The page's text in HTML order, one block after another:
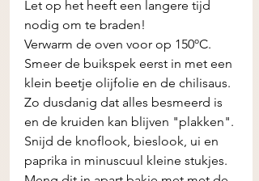
Let op het heeft een langere tijd
nodig om te braden!
Verwarm de oven voor op 150ºC.
Smeer de buikspek eerst in met een
klein beetje olijfolie en de chilisaus.
Zo dusdanig dat alles besmeerd is
en de kruiden kan blijven "plakken".
Snijd de knoflook, bieslook, ui en
paprika in minuscuul kleine stukjes.